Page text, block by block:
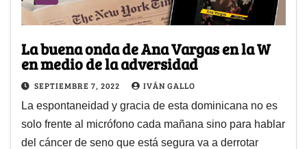
La buena onda de Ana Vargas en la W
en medio de la adversidad
SEPTIEMBRE 7, 2022 IVÁN GALLO
La espontaneidad y gracia de esta dominicana no es
solo frente al micrófono cada mañana sino para hablar
del cáncer de seno que está segura va a derrotar